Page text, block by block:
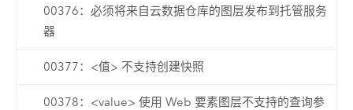
00376：必须将来自云数据仓库的图层发布到托管服务
器
00377：<值> 不支持创建快照
00378：<value> 使用 Web 要素图层不支持的查询参